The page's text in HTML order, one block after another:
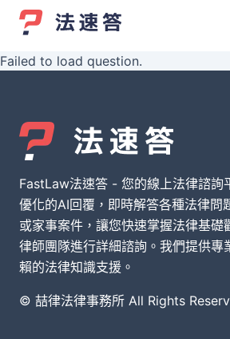
Failed to load question.
FastLaw法速答 - 您的線上法律諮詢
優化的AI回覆，即時解答各種法律問
或家事案件，讓您快速掌握法律基礎
律師團隊進行詳細諮詢。我們提供專
賴的法律知識支援。
© 喆律法律事務所 All Rights